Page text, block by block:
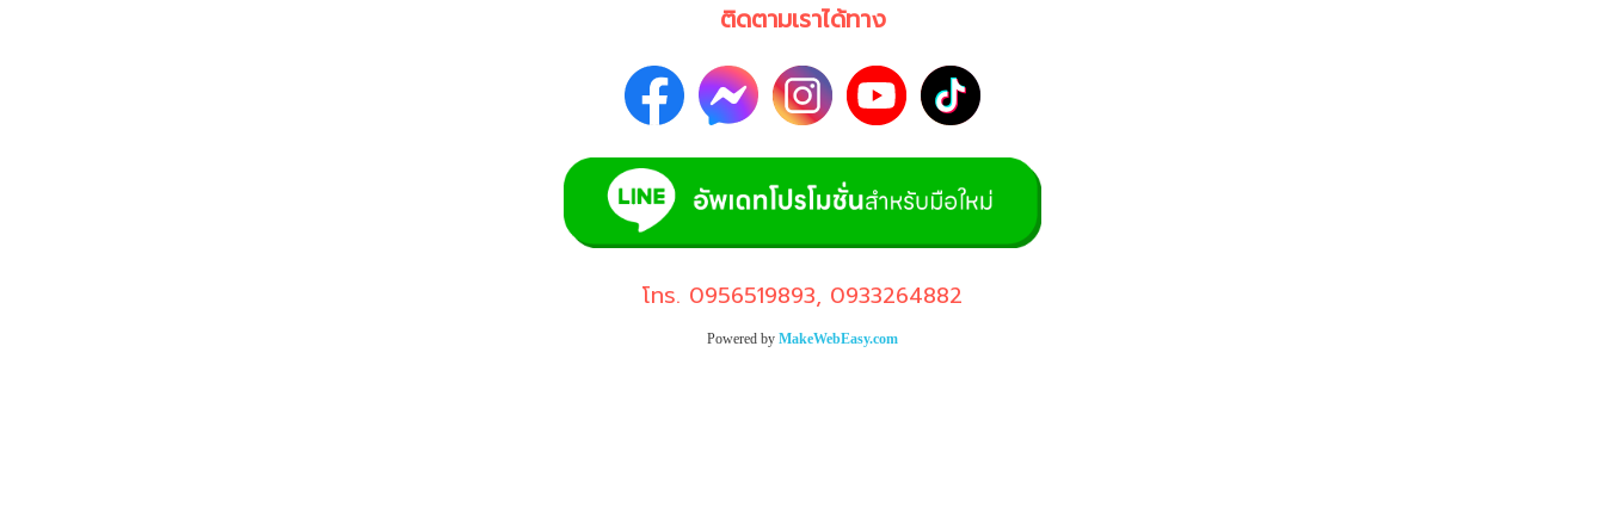
ติดตามเราได้ทาง
โทร. 0956519893, 0933264882
Powered by MakeWebEasy.com